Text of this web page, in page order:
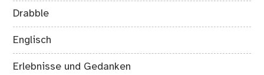
Drabble
Englisch
Erlebnisse und Gedanken